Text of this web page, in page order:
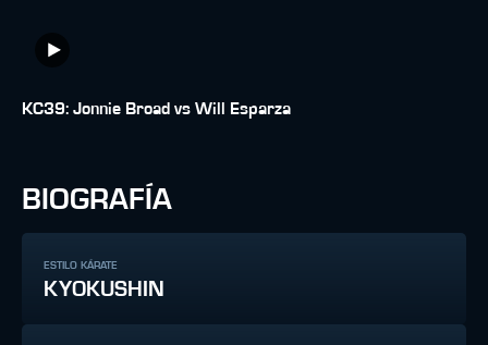
KC39: Jonnie Broad vs Will Esparza
BIOGRAFÍA
ESTILO KÁRATE
KYOKUSHIN